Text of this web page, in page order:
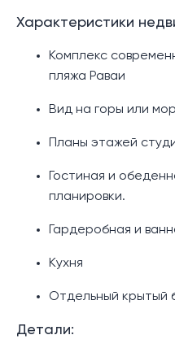
Характеристики
Комплекс
пляжа Раваи
Вид на горы или
Планы этажей
Гостиная и
планировки.
Гардеробная и
Кухня
Отдельный крытый
Детали: